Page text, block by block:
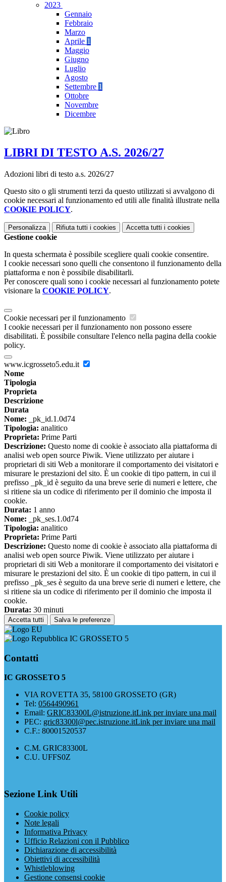
2023
Gennaio
Febbraio
Marzo
Aprile 1
Maggio
Giugno
Luglio
Agosto
Settembre 1
Ottobre
Novembre
Dicembre
LIBRI DI TESTO A.S. 2026/27
Adozioni libri di testo a.s. 2026/27
Questo sito o gli strumenti terzi da questo utilizzati si avvalgono di
cookie necessari al funzionamento ed utili alle finalità illustrate nella
COOKIE POLICY.
Personalizza Rifiuta tutti i cookies Accetta tutti i cookies
Gestione cookie
In questa schermata è possibile scegliere quali cookie consentire.
I cookie necessari sono quelli che consentono il funzionamento della
piattaforma e non è possibile disabilitarli.
Per conoscere quali sono i cookie necessari al funzionamento potete
visionare la COOKIE POLICY.
Cookie necessari per il funzionamento
I cookie necessari per il funzionamento non possono essere
disabilitati. È possibile consultare l'elenco nella pagina della cookie
policy.
www.icgrosseto5.edu.it
Nome
Tipologia
Proprieta
Descrizione
Durata
Nome: _pk_id.1.0d74
Tipologia: analitico
Proprieta: Prime Parti
Descrizione: Questo nome di cookie è associato alla piattaforma di
analisi web open source Piwik. Viene utilizzato per aiutare i
proprietari di siti Web a monitorare il comportamento dei visitatori e
misurare le prestazioni del sito. È un cookie di tipo pattern, in cui il
prefisso _pk_id è seguito da una breve serie di numeri e lettere, che
si ritiene sia un codice di riferimento per il dominio che imposta il
cookie.
Durata: 1 anno
Nome: _pk_ses.1.0d74
Tipologia: analitico
Proprieta: Prime Parti
Descrizione: Questo nome di cookie è associato alla piattaforma di
analisi web open source Piwik. Viene utilizzato per aiutare i
proprietari di siti Web a monitorare il comportamento dei visitatori e
misurare le prestazioni del sito. È un cookie di tipo pattern, in cui il
prefisso _pk_ses è seguito da una breve serie di numeri e lettere, che
si ritiene sia un codice di riferimento per il dominio che imposta il
cookie.
Durata: 30 minuti
Accetta tutti Salva le preferenze
IC GROSSETO 5
Contatti
IC GROSSETO 5
VIA ROVETTA 35, 58100 GROSSETO (GR)
Tel: 0564490961
Email: GRIC83300L@istruzione.itLink per inviare una mail
PEC: gric83300l@pec.istruzione.itLink per inviare una mail
C.F.: 80001520537
C.M. GRIC83300L
C.U. UFFS0Z
Sezione Link Utili
Cookie policy
Note legali
Informativa Privacy
Ufficio Relazioni con il Pubblico
Dichiarazione di accessibilità
Obiettivi di accessibilità
Whistleblowing
Gestione consensi cookie